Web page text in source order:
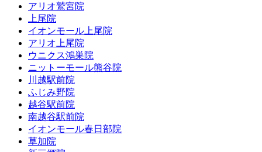
アリオ鷲宮院
上尾院
イオンモール上尾院
アリオ上尾院
ウニクス鴻巣院
ニットーモール熊谷院
川越駅前院
ふじみ野院
越谷駅前院
南越谷駅前院
イオンモール春日部院
草加院